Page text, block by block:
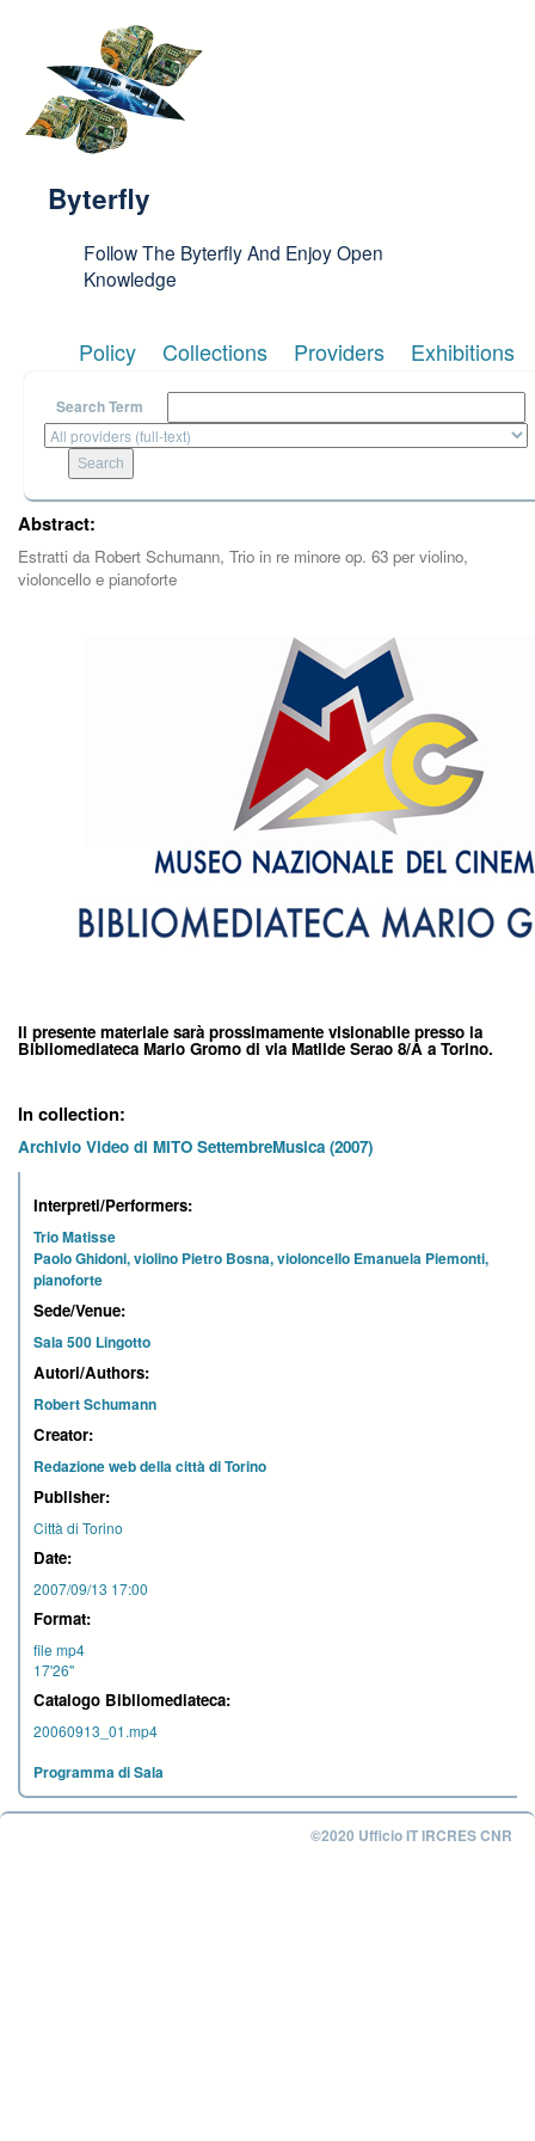
Byterfly
Follow The Byterfly And Enjoy Open
Knowledge
Policy Collections Providers Exhibitions
Search Term
Abstract:
Estratti da Robert Schumann, Trio in re minore op. 63 per violino,
violoncello e pianoforte
Il presente materiale sarà prossimamente visionabile presso la
Bibliomediateca Mario Gromo di via Matilde Serao 8/A a Torino.
In collection:
Archivio Video di MITO SettembreMusica (2007)
Interpreti/Performers:
Trio Matisse
Paolo Ghidoni, violino Pietro Bosna, violoncello Emanuela Piemonti,
pianoforte
Sede/Venue:
Sala 500 Lingotto
Autori/Authors:
Robert Schumann
Creator:
Redazione web della città di Torino
Publisher:
Città di Torino
Date:
2007/09/13 17:00
Format:
file mp4
17'26''
Catalogo Bibliomediateca:
20060913_01.mp4
Programma di Sala
©2020 Ufficio IT IRCRES CNR